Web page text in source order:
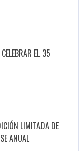
EL 35
LIMITADA DE
ANUAL